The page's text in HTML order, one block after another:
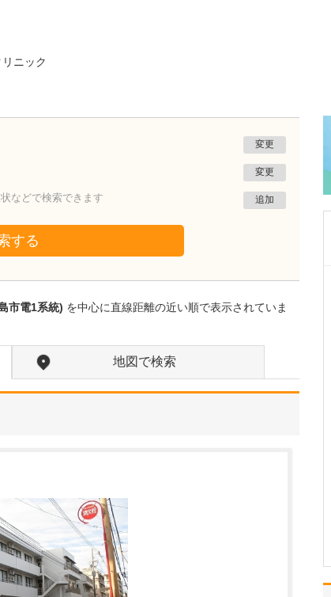
ニック
変更
変更
などで検索できます 追加
する
市電1系統) を中心に直線距離の近い順で表示されていま
地図で検索
鹿児島県鹿児島市
植村病院
貴院は地域の「駆け込み寺」のような存在なの
「どんな病気やケガも拒
まずに年中無休で診る」
し、速やかに近隣の専門
医をご…